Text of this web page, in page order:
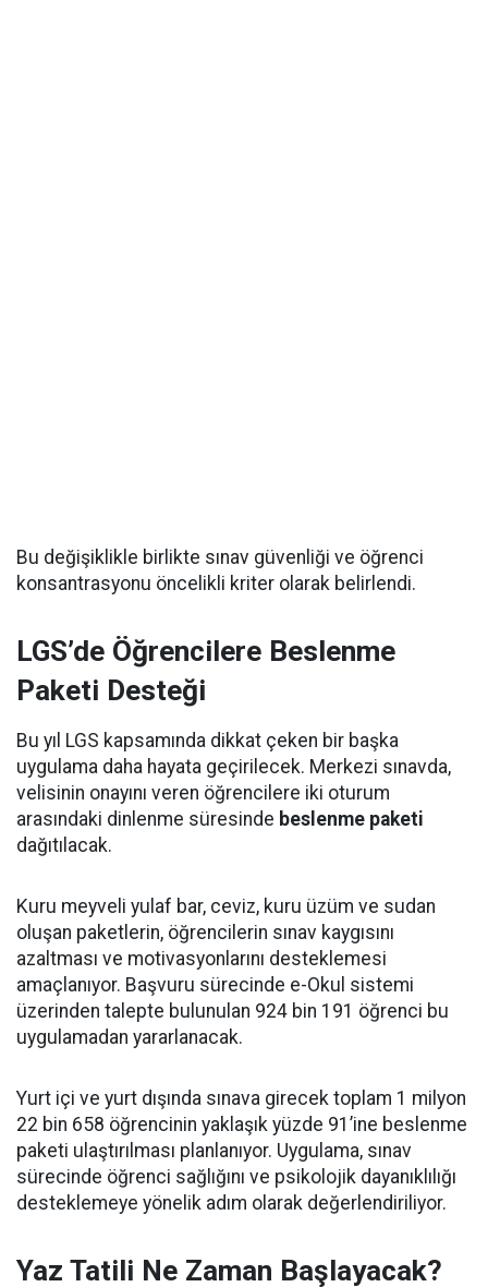
Bu değişiklikle birlikte sınav güvenliği ve öğrenci
konsantrasyonu öncelikli kriter olarak belirlendi.
LGS’de Öğrencilere Beslenme
Paketi Desteği
Bu yıl LGS kapsamında dikkat çeken bir başka
uygulama daha hayata geçirilecek. Merkezi sınavda,
velisinin onayını veren öğrencilere iki oturum
arasındaki dinlenme süresinde beslenme paketi
dağıtılacak.
Kuru meyveli yulaf bar, ceviz, kuru üzüm ve sudan
oluşan paketlerin, öğrencilerin sınav kaygısını
azaltması ve motivasyonlarını desteklemesi
amaçlanıyor. Başvuru sürecinde e-Okul sistemi
üzerinden talepte bulunulan 924 bin 191 öğrenci bu
uygulamadan yararlanacak.
Yurt içi ve yurt dışında sınava girecek toplam 1 milyon
22 bin 658 öğrencinin yaklaşık yüzde 91’ine beslenme
paketi ulaştırılması planlanıyor. Uygulama, sınav
sürecinde öğrenci sağlığını ve psikolojik dayanıklılığı
desteklemeye yönelik adım olarak değerlendiriliyor.
Yaz Tatili Ne Zaman Başlayacak?